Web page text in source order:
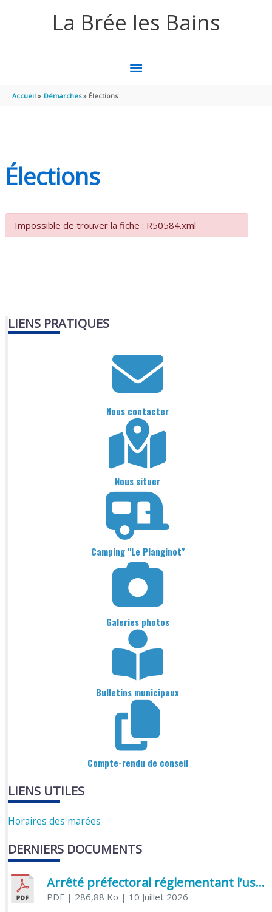
La Brée les Bains
MENU
Accueil Démarches Élections
Élections
Impossible de trouver la fiche : R50584.xml
LIENS PRATIQUES
Nous contacter
Nous situer
Camping "Le Planginot"
Galeries photos
Bulletins municipaux
Compte-rendu de conseil
LIENS UTILES
Horaires des marées
DERNIERS DOCUMENTS
Arrêté préfectoral réglementant l’usage de l’eau
PDF| 286,88 Ko | 10 Juillet 2026